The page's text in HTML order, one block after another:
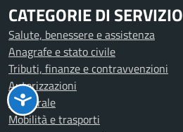
CATEGORIE DI SERVIZIO
Salute, benessere e assistenza
Anagrafe e stato civile
Tributi, finanze e contravvenzioni
Autorizzazioni
Elettorale
Mobilità e trasporti